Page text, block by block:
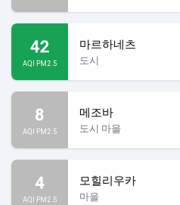
42
AQI PM2.5
마르하네츠
도시
8
AQI PM2.5
메조바
도시 마을
4
AQI PM2.5
모힐리우카
마을